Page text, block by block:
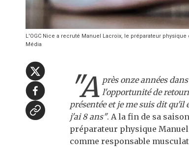
L'OGC Nice a recruté Manuel Lacroix, le préparateur
Média
"A près onze années
l'opportunité de
présentée et je me suis dit qu'il
j'ai 8 ans". A la fin de sa
préparateur physique
comme responsable